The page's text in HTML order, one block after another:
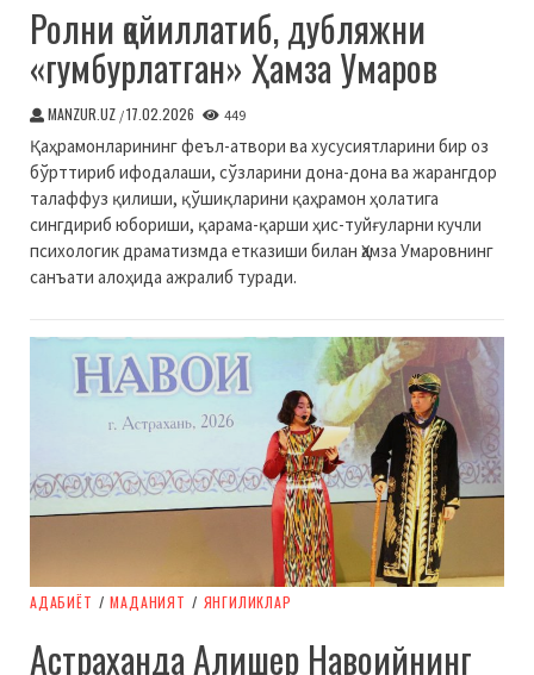
Ролни қойиллатиб, дубляжни
«гумбурлатган» Ҳамза Умаров
MANZUR.UZ /17.02.2026 449
Қаҳрамонларининг феъл-атвори ва хусусиятларини бир оз
бўрттириб ифодалаши, сўзларини дона-дона ва жарангдор
талаффуз қилиши, қўшиқларини қаҳрамон ҳолатига
сингдириб юбориши, қарама-қарши ҳис-туйғуларни кучли
психологик драматизмда етказиши билан Ҳамза Умаровнинг
санъати алоҳида ажралиб туради.
АДАБИЁТ / МАДАНИЯТ / ЯНГИЛИКЛАР
Астраханда Алишер Навоийнинг